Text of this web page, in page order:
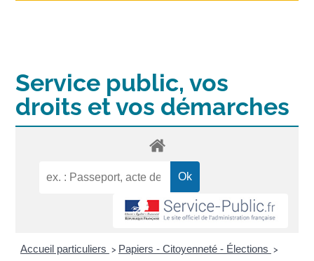
Service public, vos
droits et vos démarches
Accueil particuliers > Papiers - Citoyenneté - Élections >